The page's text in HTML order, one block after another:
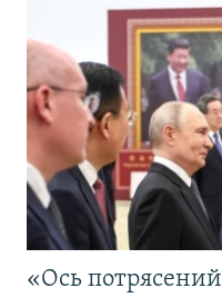
«Ось